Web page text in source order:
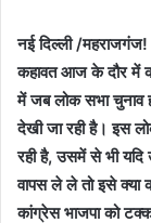
नई दिल्ली /महराजगंज!
कहावत आज के दौर में
में जब लोक सभा चुनाव
देखी जा रही है। इस
रही है, उसमें से भी यदि
वापस ले ले तो इसे क्या
कांग्रेस भाजपा को